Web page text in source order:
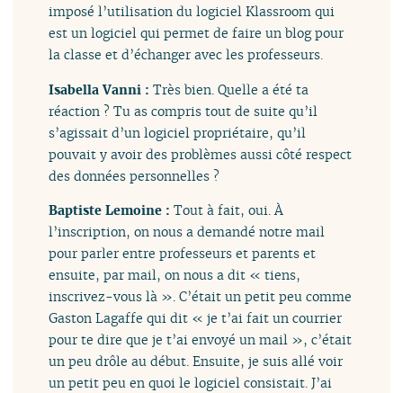
imposé l’utilisation du logiciel Klassroom qui
est un logiciel qui permet de faire un blog pour
la classe et d’échanger avec les professeurs.
Isabella Vanni :Très bien. Quelle a été ta
réaction ? Tu as compris tout de suite qu’il
s’agissait d’un logiciel propriétaire, qu’il
pouvait y avoir des problèmes aussi côté respect
des données personnelles ?
Baptiste Lemoine :Tout à fait, oui. À
l’inscription, on nous a demandé notre mail
pour parler entre professeurs et parents et
ensuite, par mail, on nous a dit « tiens,
inscrivez-vous là ». C’était un petit peu comme
Gaston Lagaffe qui dit « je t’ai fait un courrier
pour te dire que je t’ai envoyé un mail », c’était
un peu drôle au début. Ensuite, je suis allé voir
un petit peu en quoi le logiciel consistait. J’ai